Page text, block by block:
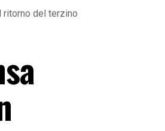
ritorno del terzino